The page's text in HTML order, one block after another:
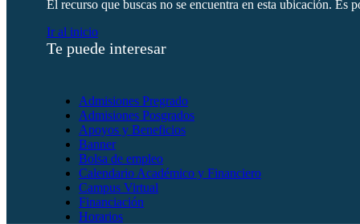
El recurso que buscas no se encuentra en esta ubicación. Es
Ir al inicio
Te puede interesar
Admisiones Pregrado
Admisiones Posgrados
Apoyos y Beneficios
Banner
Bolsa de empleo
Calendario Académico y Financiero
Campus Virtual
Financiación
Horarios